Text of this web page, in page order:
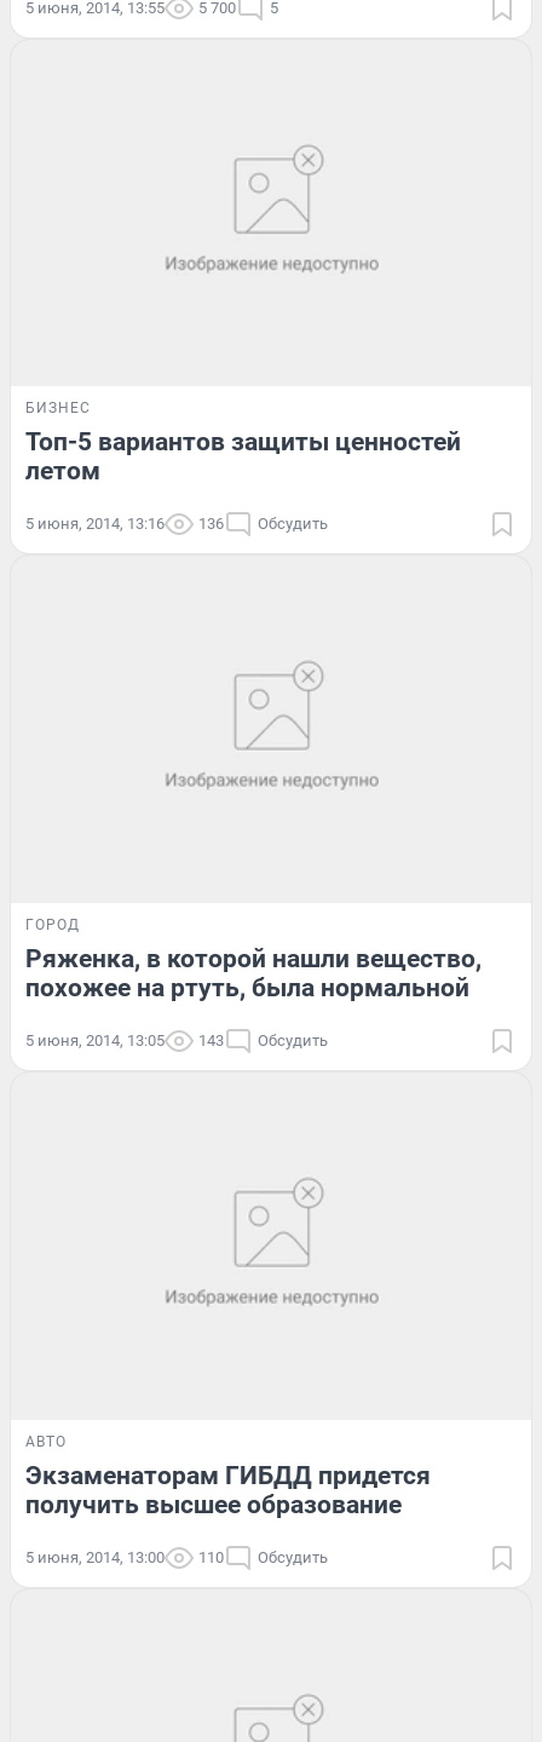
5 июня, 2014, 13:55 5 700 5
БИЗНЕС
Топ-5 вариантов защиты ценностей
летом
5 июня, 2014, 13:16 136 Обсудить
ГОРОД
Ряженка, в которой нашли вещество,
похожее на ртуть, была нормальной
5 июня, 2014, 13:05 143 Обсудить
АВТО
Экзаменаторам ГИБДД придется
получить высшее образование
5 июня, 2014, 13:00 110 Обсудить